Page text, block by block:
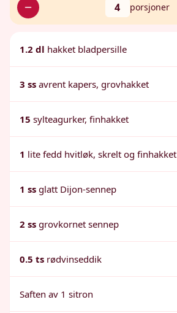
4 porsjoner
1.2 dl hakket bladpersille
3 ss avrent kapers, grovhakket
15 sylteagurker, finhakket
1 lite fedd hvitløk, skrelt og finhakket
1 ss glatt Dijon-sennep
2 ss grovkornet sennep
0.5 ts rødvinseddik
Saften av 1 sitron